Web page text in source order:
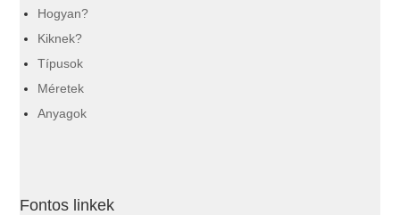
Hogyan?
Kiknek?
Típusok
Méretek
Anyagok
Fontos linkek